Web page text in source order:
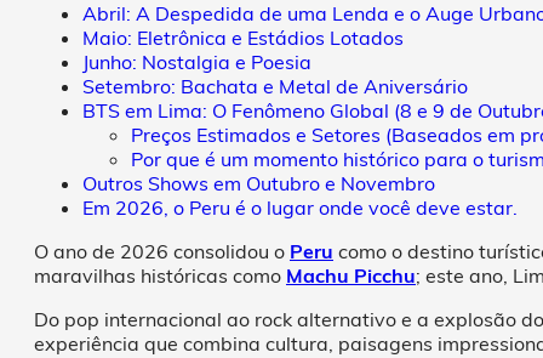
Abril: A Despedida de uma Lenda e o Auge
Maio: Eletrônica e Estádios Lotados
Junho: Nostalgia e Poesia
Setembro: Bachata e Metal de Aniversário
BTS em Lima: O Fenômeno Global (8 e 9 de
Preços Estimados e Setores (Baseados em
Por que é um momento histórico para o
Outros Shows em Outubro e Novembro
Em 2026, o Peru é o lugar onde você deve estar.
O ano de 2026 consolidou o Peru como o destino
maravilhas históricas como Machu Picchu; este ano,
Do pop internacional ao rock alternativo e a explosão
experiência que combina cultura, paisagens